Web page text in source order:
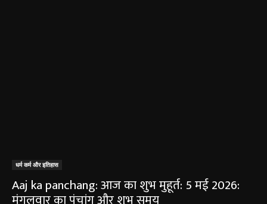
धर्म कर्म और इतिहास
Aaj ka panchang: आज का शुभ मुहूर्त: 5 मई 2026: